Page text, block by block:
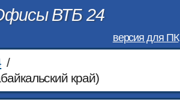
ВТБ 24
версия для ПК
/
край)